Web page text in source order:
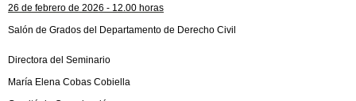
26 de febrero de 2026 - 12.00 horas
Salón de Grados del Departamento de Derecho Civil
Directora del Seminario
María Elena Cobas Cobiella